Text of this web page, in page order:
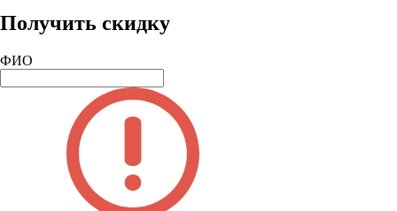
Получить скидку
ФИО